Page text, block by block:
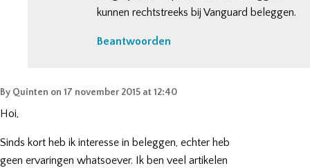
kunnen rechtstreeks bij Vanguard beleggen.
Beantwoorden
By Quinten on 17 november 2015 at 12:40
Hoi,
Sinds kort heb ik interesse in beleggen, echter heb
geen ervaringen whatsoever. Ik ben veel artikelen